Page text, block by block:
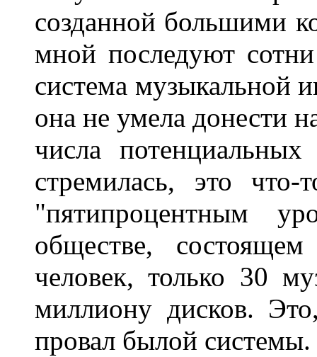
созданной большими
мной последуют
система музыкальной
она не умела донести
числа
стремилась, это
"пятипроцентным
обществе,
человек, только 30
миллиону дисков.
провал былой системы.